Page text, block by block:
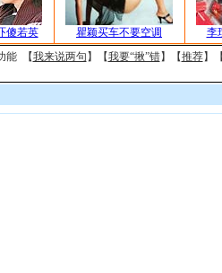
傻若英 瞿颖买车不要空调
李
能 【我来说两句 】【我要“揪”错】【推荐】